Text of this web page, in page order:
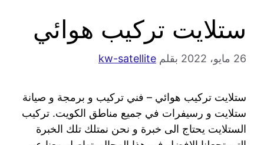
ستلايت تركيب هوائي
26 مايو، 2022 بقلم kw-satellite
ستلايت تركيب هوائي – فني تركيب و برمجة و صيانة
ستلايت و رسيفرات في جميع مناطق الكويت. تركيب
الستلايت يحتاج الى خبرة و نحن نمتلك تلك الخبرة